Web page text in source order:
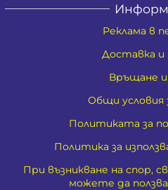
Реклама в
Доставка и
Връщане и
Общи условия
Политиката за
Политика за
При възникване на спор,
можете да